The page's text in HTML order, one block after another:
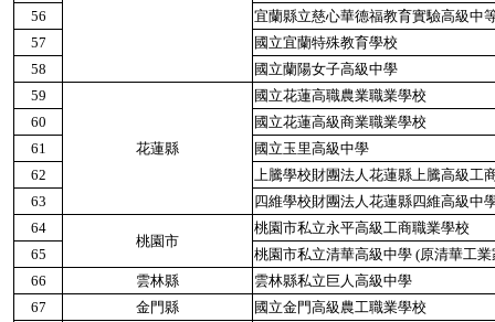
56
宜蘭縣立慈心華德福教育實驗高級中
57
國立宜蘭特殊教育學校
58
國立蘭陽女子高級中學
59
花蓮縣
國立花蓮高職農業職業學校
60
國立花蓮高級商業職業學校
61
國立玉里高級中學
62
上騰學校財團法人花蓮縣上騰高級工
63
四維學校財團法人花蓮縣四維高級中
64
桃園市
桃園市私立永平高級工商職業學校
65
桃園市私立清華高級中學 (原清華工
66
雲林縣
雲林縣私立巨人高級中學
67
金門縣
國立金門高級農工職業學校